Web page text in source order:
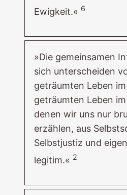
Ewigkeit.« 6
»Die gemeinsamen
sich unterscheiden
geträumten Leben
geträumten Leben
denen wir uns nur
erzählen, aus
Selbstjustiz und
legitim.« 2